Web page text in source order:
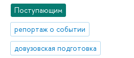
Поступающим
репортаж о событии
довузовская подготовка